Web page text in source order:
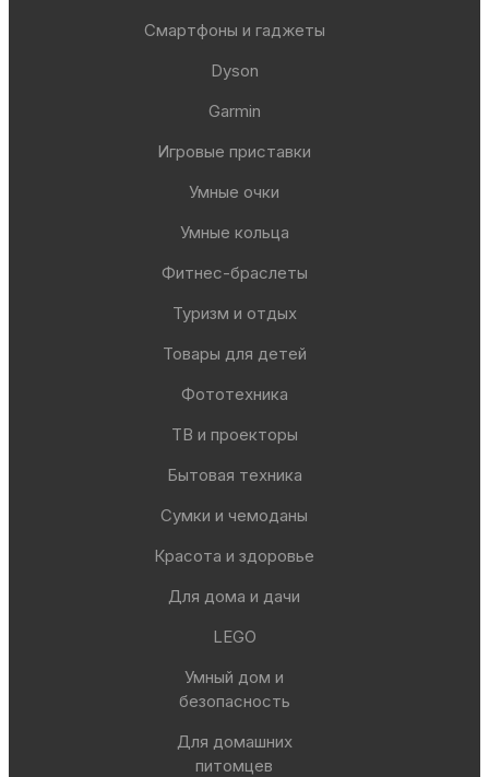
Смартфоны и гаджеты
Dyson
Garmin
Игровые приставки
Умные очки
Умные кольца
Фитнес-браслеты
Туризм и отдых
Товары для детей
Фототехника
ТВ и проекторы
Бытовая техника
Сумки и чемоданы
Красота и здоровье
Для дома и дачи
LEGO
Умный дом и
безопасность
Для домашних
питомцев